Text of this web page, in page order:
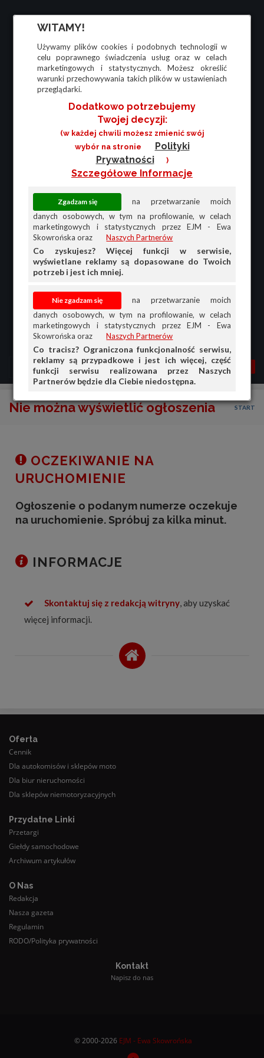
WITAMY!
Używamy plików cookies i podobnych technologii w
celu poprawnego świadczenia usług oraz w celach
marketingowych i statystycznych. Możesz określić
warunki przechowywania takich plików w ustawieniach
przeglądarki.
Dodatkowo potrzebujemy
Twojej decyzji:
(w każdej chwili możesz zmienić swój
wybór na stronie
Polityki
Prywatności
)
Szczegółowe Informacje
na przetwarzanie moich
danych osobowych, w tym na profilowanie, w celach
marketingowych i statystycznych przez EJM - Ewa
Skowrońska oraz
Naszych Partnerów
Co zyskujesz? Więcej funkcji w serwisie,
wyświetlane reklamy są dopasowane do Twoich
potrzeb i jest ich mniej.
na przetwarzanie moich
danych osobowych, w tym na profilowanie, w celach
marketingowych i statystycznych przez EJM - Ewa
Skowrońska oraz
Naszych Partnerów
Co tracisz? Ograniczona funkcjonalność serwisu,
reklamy są przypadkowe i jest ich więcej, część
funkcji serwisu realizowana przez Naszych
Partnerów będzie dla Ciebie niedostępna.
MENU MOJA AG
OGŁOSZENIA
Nie można wyświetlić ogłoszenia START
OCZEKIWANIE NA
URUCHOMIENIE
Ogłoszenie o podanym numerze oczekuje
na uruchomienie. Spróbuj za kilka minut.
INFORMACJE
Skontaktuj się z redakcją witryny, aby uzyskać
więcej informacji.
Oferta
Cennik
Dla autokomisów i sklepów moto
Dla biur nieruchomości
Dla sklepów niemotoryzacyjnych
Przydatne Linki
Przetargi
Giełdy samochodowe
Archiwum artykułów
O Nas
Redakcja
Nasza gazeta
Regulamin
RODO/Polityka prywatności
Kontakt
Napisz do nas
© 2000-2026 EJM - Ewa Skowrońska